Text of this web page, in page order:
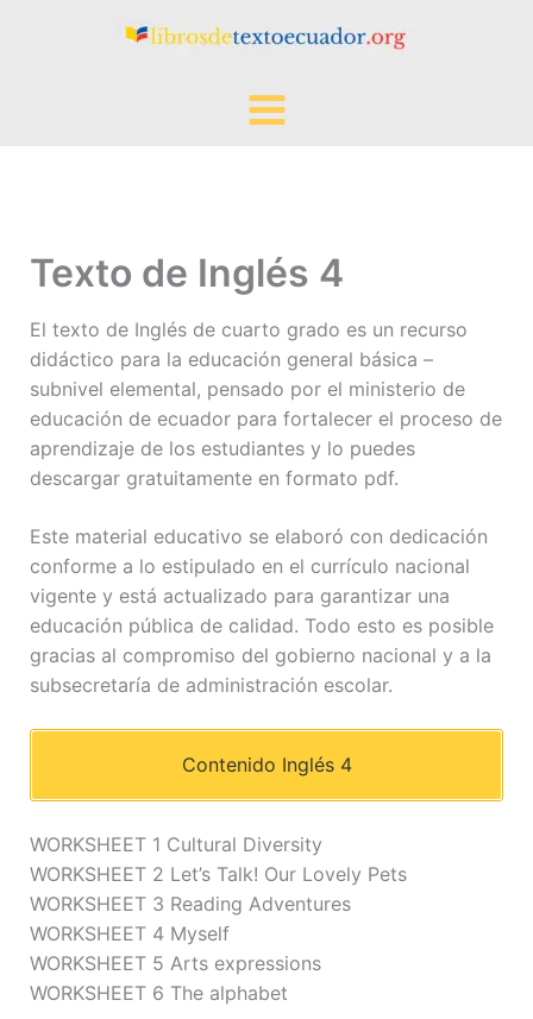
Texto de Inglés 4
El texto de Inglés de cuarto grado es un recurso
didáctico para la educación general básica –
subnivel elemental, pensado por el ministerio de
educación de ecuador para fortalecer el proceso de
aprendizaje de los estudiantes y lo puedes
descargar gratuitamente en formato pdf.
Este material educativo se elaboró con dedicación
conforme a lo estipulado en el currículo nacional
vigente y está actualizado para garantizar una
educación pública de calidad. Todo esto es posible
gracias al compromiso del gobierno nacional y a la
subsecretaría de administración escolar.
Contenido Inglés 4
WORKSHEET 1 Cultural Diversity
WORKSHEET 2 Let’s Talk! Our Lovely Pets
WORKSHEET 3 Reading Adventures
WORKSHEET 4 Myself
WORKSHEET 5 Arts expressions
WORKSHEET 6 The alphabet